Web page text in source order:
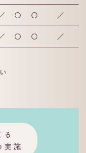
／ 〇 〇 ／
／ 〇 〇 ／
実施